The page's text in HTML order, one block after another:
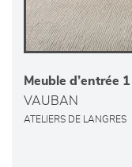
Meuble d’entrée
VAUBAN
ATELIERS DE LANGRES